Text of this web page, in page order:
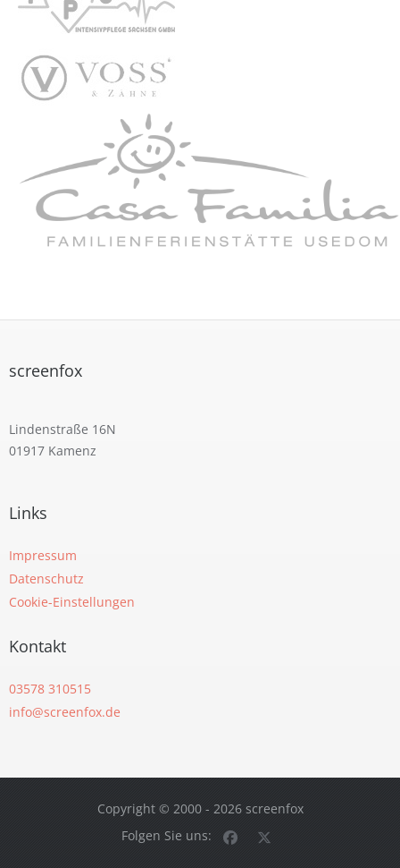
screenfox
Lindenstraße 16N
01917 Kamenz
Links
Impressum
Datenschutz
Cookie-Einstellungen
Kontakt
03578 310515
info@screenfox.de
Copyright © 2000 - 2026 screenfox
Folgen Sie uns:
Screenfox auf Facebook